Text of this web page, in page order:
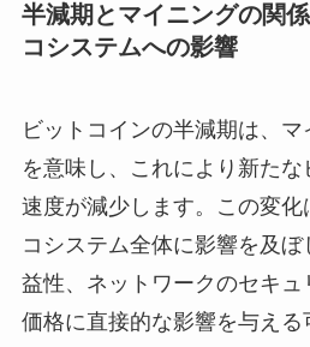
半減期とマイニングの関
コシステムへの影響
ビットコインの半減期は、
を意味し、これにより新た
速度が減少します。この変
コシステム全体に影響を及
益性、ネットワークのセキ
価格に直接的な影響を与える